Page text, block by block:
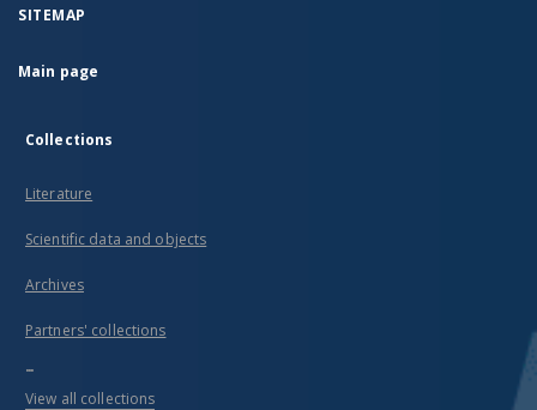
SITEMAP
Main page
Collections
Literature
Scientific data and objects
Archives
Partners' collections
...
View all collections